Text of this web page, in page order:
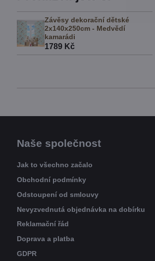
Závěsy dekorační dětské
2x140x250cm - Medvědí
kamarádi
1789 Kč
Naše společnost
Jak to všechno začalo
Obchodní podmínky
Odstoupení od smlouvy
Nevyzvednutá objednávka na dobírku
Reklamační řád
Doprava a platba
GDPR